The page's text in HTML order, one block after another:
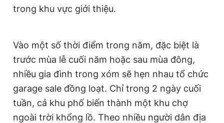
trong khu vực giới thiệu.
Vào một số thời điểm trong năm, đặc biệt là
trước mùa lễ cuối năm hoặc sau mùa đông,
nhiều gia đình trong xóm sẽ hẹn nhau tổ chức
garage sale đồng loạt. Chỉ trong 2 ngày cuối
tuần, cả khu phố biến thành một khu chợ
ngoài trời khổng lồ. Theo nhiều người dân địa